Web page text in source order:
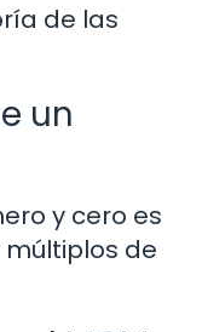
de las
un
y cero es
múltiplos de